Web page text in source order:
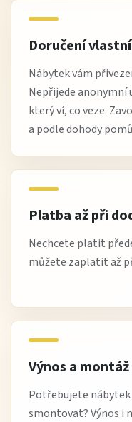
Doručení
Nábytek vám
Nepřijede anonymní
který ví, co veze.
a podle dohody
Platba až při
Nechcete platit
můžete zaplatit až
Výnos a
Potřebujete
smontovat? Výnos i